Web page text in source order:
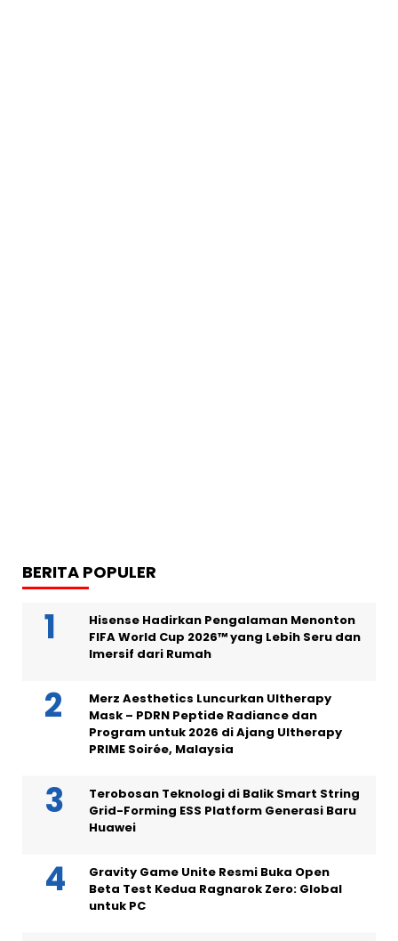
BERITA POPULER
Hisense Hadirkan Pengalaman Menonton
FIFA World Cup 2026™ yang Lebih Seru dan
Imersif dari Rumah
Merz Aesthetics Luncurkan Ultherapy
Mask – PDRN Peptide Radiance dan
Program untuk 2026 di Ajang Ultherapy
PRIME Soirée, Malaysia
Terobosan Teknologi di Balik Smart String
Grid-Forming ESS Platform Generasi Baru
Huawei
Gravity Game Unite Resmi Buka Open
Beta Test Kedua Ragnarok Zero: Global
untuk PC